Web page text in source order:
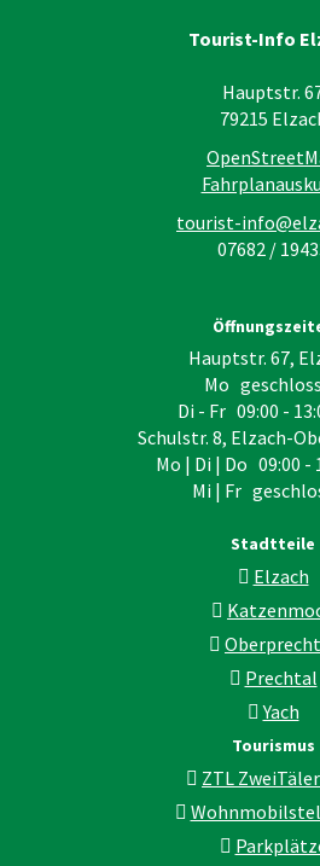
Tourist-Info
Hauptstr.
79215
tourist-
07682 /
Hauptstr. 67,
Mo
Di - Fr 09:00 -
Schulstr. 8, Elzach-
Mo | Di | Do 09:00 -
Mi | Fr
Stadtteile
Elzach
Prechtal
Yach
Tourismus
ZTL